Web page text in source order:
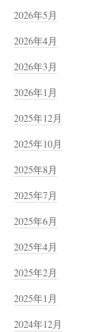
2026年5月
2026年4月
2026年3月
2026年1月
2025年12月
2025年10月
2025年8月
2025年7月
2025年6月
2025年4月
2025年2月
2025年1月
2024年12月